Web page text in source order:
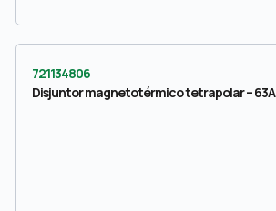
721134806
Disjuntor magnetotérmico tetrapolar – 63A